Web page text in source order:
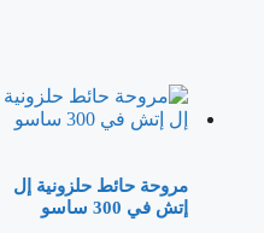
مروحة حائط حلزونية إل
إتش في 300 ساسو